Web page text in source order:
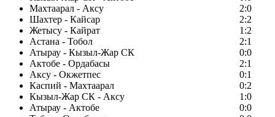
Махтаарал - Аксу
2:0
Шахтер - Кайсар
2:2
Жетысу - Кайрат
1:2
Астана - Тобол
2:1
Атырау - Кызыл-Жар СК
0:0
Актобе - Ордабасы
2:1
Аксу - Окжетпес
0:1
Каспий - Махтаарал
0:2
Кызыл-Жар СК - Аксу
1:0
Атырау - Актобе
0:0